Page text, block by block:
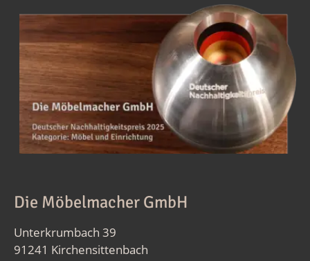
Die Möbelmacher GmbH
Unterkrumbach 39
91241 Kirchensittenbach